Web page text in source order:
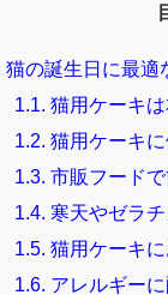
猫の誕生日に最適
1.1.
猫用ケーキ
1.2. 猫用ケーキ
1.3. 市販フード
1.4. 寒天やゼラ
1.5. 猫用ケーキ
1.6. アレルギー